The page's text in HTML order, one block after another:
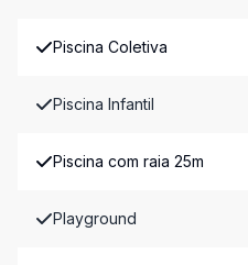
Piscina Coletiva
Piscina Infantil
Piscina com raia 25m
Playground